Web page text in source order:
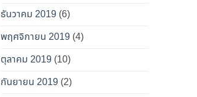
ธันวาคม 2019 (6)
พฤศจิกายน 2019 (4)
ตุลาคม 2019 (10)
กันยายน 2019 (2)